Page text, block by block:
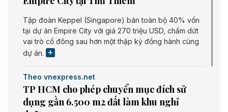
Tập đoàn Keppel (Singapore) bán toàn bộ 40% vốn
tại dự án Empire City với giá 270 triệu USD, chấm dứt
vai trò cổ đông sau hơn một thập kỷ đồng hành cùng
dự án.
Theo vnexpress.net
TP HCM cho phép chuyển mục đích sử
dụng gần 6.500 m2 đất làm khu nghỉ